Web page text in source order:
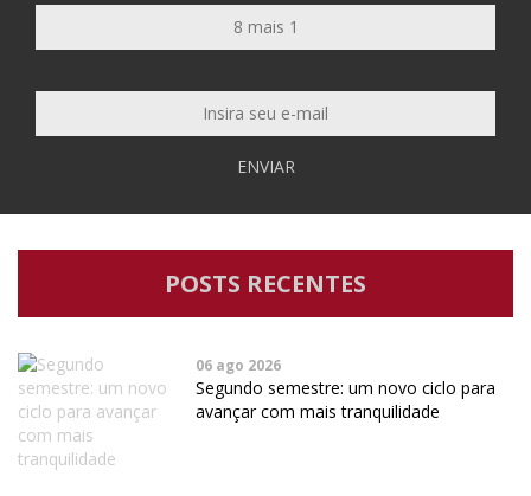
ENVIAR
POSTS RECENTES
06 ago 2026
Segundo semestre: um novo ciclo para
avançar com mais tranquilidade